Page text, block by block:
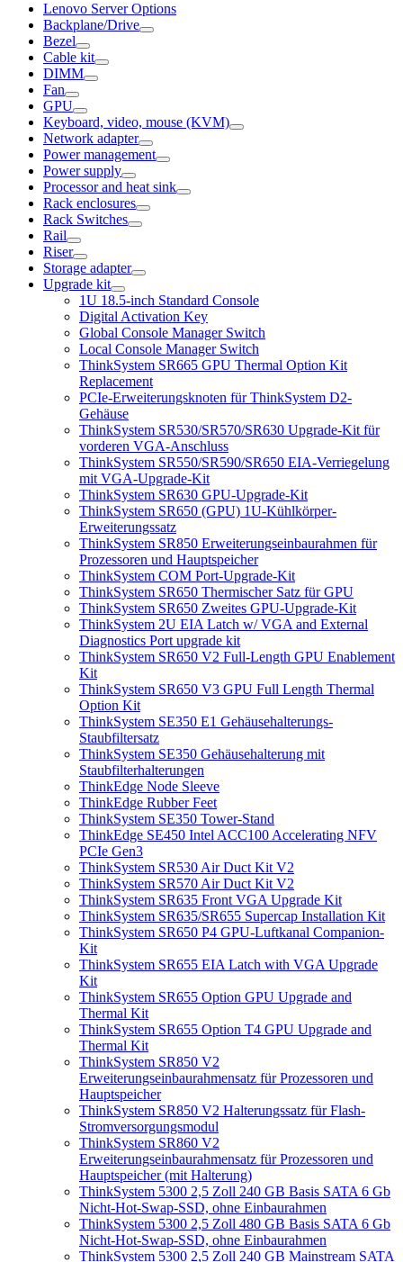
Lenovo Server Options
Backplane/Drive
Bezel
Cable kit
DIMM
Fan
GPU
Keyboard, video, mouse (KVM)
Network adapter
Power management
Power supply
Processor and heat sink
Rack enclosures
Rack Switches
Rail
Riser
Storage adapter
Upgrade kit
1U 18.5-inch Standard Console
Digital Activation Key
Global Console Manager Switch
Local Console Manager Switch
ThinkSystem SR665 GPU Thermal Option Kit
Replacement
PCIe-Erweiterungsknoten für ThinkSystem D2-
Gehäuse
ThinkSystem SR530/SR570/SR630 Upgrade-Kit für
vorderen VGA-Anschluss
ThinkSystem SR550/SR590/SR650 EIA-Verriegelung
mit VGA-Upgrade-Kit
ThinkSystem SR630 GPU-Upgrade-Kit
ThinkSystem SR650 (GPU) 1U-Kühlkörper-
Erweiterungssatz
ThinkSystem SR850 Erweiterungseinbaurahmen für
Prozessoren und Hauptspeicher
ThinkSystem COM Port-Upgrade-Kit
ThinkSystem SR650 Thermischer Satz für GPU
ThinkSystem SR650 Zweites GPU-Upgrade-Kit
ThinkSystem 2U EIA Latch w/ VGA and External
Diagnostics Port upgrade kit
ThinkSystem SR650 V2 Full-Length GPU Enablement
Kit
ThinkSystem SR650 V3 GPU Full Length Thermal
Option Kit
ThinkSystem SE350 E1 Gehäusehalterungs-
Staubfiltersatz
ThinkSystem SE350 Gehäusehalterung mit
Staubfilterhalterungen
ThinkEdge Node Sleeve
ThinkEdge Rubber Feet
ThinkSystem SE350 Tower-Stand
ThinkEdge SE450 Intel ACC100 Accelerating NFV
PCIe Gen3
ThinkSystem SR530 Air Duct Kit V2
ThinkSystem SR570 Air Duct Kit V2
ThinkSystem SR635 Front VGA Upgrade Kit
ThinkSystem SR635/SR655 Supercap Installation Kit
ThinkSystem SR650 P4 GPU-Luftkanal Companion-
Kit
ThinkSystem SR655 EIA Latch with VGA Upgrade
Kit
ThinkSystem SR655 Option GPU Upgrade and
Thermal Kit
ThinkSystem SR655 Option T4 GPU Upgrade and
Thermal Kit
ThinkSystem SR850 V2
Erweiterungseinbaurahmensatz für Prozessoren und
Hauptspeicher
ThinkSystem SR850 V2 Halterungssatz für Flash-
Stromversorgungsmodul
ThinkSystem SR860 V2
Erweiterungseinbaurahmensatz für Prozessoren und
Hauptspeicher (mit Halterung)
ThinkSystem 5300 2,5 Zoll 240 GB Basis SATA 6 Gb
Nicht-Hot-Swap-SSD, ohne Einbaurahmen
ThinkSystem 5300 2,5 Zoll 480 GB Basis SATA 6 Gb
Nicht-Hot-Swap-SSD, ohne Einbaurahmen
ThinkSystem 5300 2,5 Zoll 240 GB Mainstream SATA